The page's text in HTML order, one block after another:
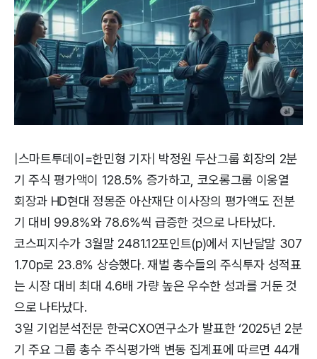
|스마트투데이=한민형 기자| 박정원 두산그룹 회장의 2분
기 주식 평가액이 128.5% 증가하고, 코오롱그룹 이웅열
회장과 HD현대 정몽준 아산재단 이사장의 평가액도 전분
기 대비 99.8%와 78.6%씩 급증한 것으로 나타났다.
코스피지수가 3월말 2481.12포인트(p)에서 지난달말 307
1.70p로 23.8% 상승했다. 재벌 총수들의 주식투자 성적표
는 시장 대비 최대 4.6배 가량 높은 우수한 성과를 거둔 것
으로 나타났다.
3일 기업분석전문 한국CXO연구소가 발표한 ‘2025년 2분
기 주요 그룹 총수 주식평가액 변동 집계표에 따르면 44개